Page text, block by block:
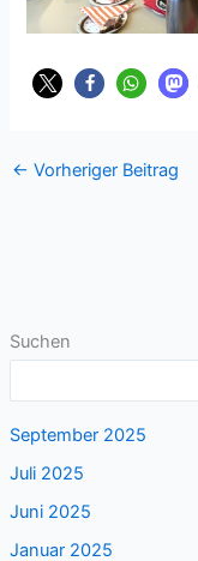
Suchen
September 2025
Juli 2025
Juni 2025
Januar 2025
← Vorheriger Beitrag